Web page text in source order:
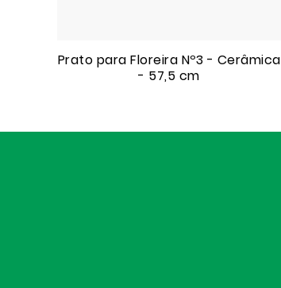
Prato para Floreira Nº3 - Cerâmica
- 57,5 cm